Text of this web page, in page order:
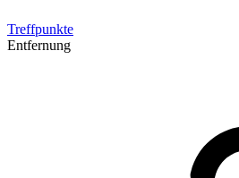
Treffpunkte
Entfernung